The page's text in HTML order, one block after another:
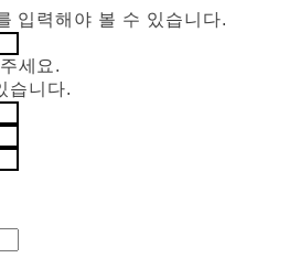
입력해야 볼 수 있습니다.
세요.
습니다.